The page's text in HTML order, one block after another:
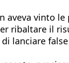
vinto
ribaltare il
lanciare